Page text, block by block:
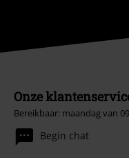
Onze
Bereikbaar: maandag van
Begin chat